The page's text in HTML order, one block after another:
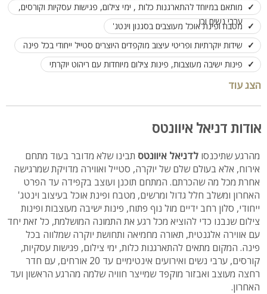
מותאם במיוחד להתארגנות כלות , ימי צילום, פגישות עסקיות וקורסים,
ערבי נשים וכו
מטבח ופינת אוכל מעוצבים בסגנון וינטג'
שידות יוקרתיות ופריטי עיצוב מוקפדים היוצרים סטייל ייחודי בכל פינה
פינות ישיבה מעוצבות, פינות צילום מיוחדות עם ריהוט יוקרתי
תאורה מחמיאה היוצרת אווירה קסומה ומיוחדת
חדר רחצה אסתטי מאובזר מלא בסטייל
הצג עוד
אודות דניאל איוונטס
מהרגע שתיכנסו לדניאל איוונטס תבינו שלא מדובר בעוד מתחם
אירוח, אלא בעולם שלם של יוקרה, סטייל ואווירה מדויקת שמרגישה
אחרת מכל מה שהכרתם. המתחם תוכנן ועוצב בקפידה עד הפרט
האחרון ומשלב חלל גדול ומרשים, מטבח ופינת אוכל בעיצוב וינטג'
ייחודי, סלון רחב ידיים מול נוף פתוח, פינות ישיבה מעוצבות ופינות
צילום שנבנו כדי להוציא מכל רגע את התמונה המושלמת, כל זאת יחד
עם אווירה אלגנטית, תאורה מחמיאה ותחושת יוקרה שמלווה בכל
פינה. המקום מתאים להתארגנות כלות, ימי צילום, פגישות עסקיות,
קורסים, ערבי נשים ואירועים אינטימיים עד 20 אורחים, עם חדר
רחצה מעוצב ואבזור מוקפד שמייצר חוויה שלמה מהרגע הראשון ועד
האחרון.